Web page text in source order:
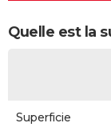
Quelle est la
Superficie